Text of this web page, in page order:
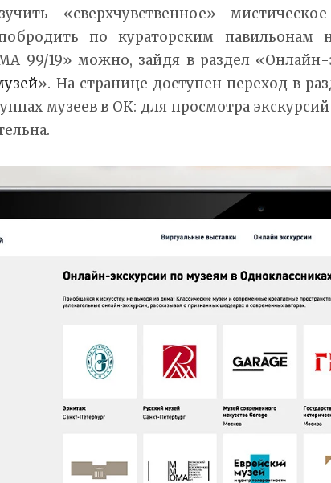
«сверхчувственное»
по кураторским павильонам
99/19» можно, зайдя в раздел «Онлайн-
». На странице доступен переход в
музеев в ОК: для просмотра